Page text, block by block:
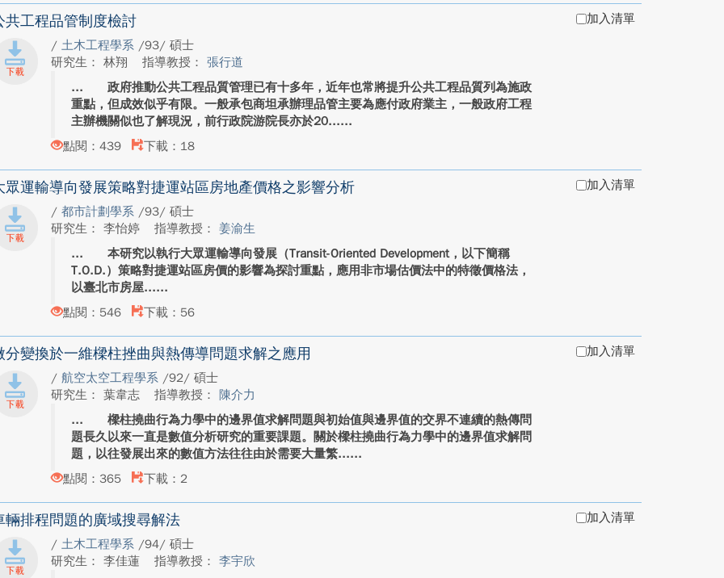
共工程品管制度檢討
/土木工程學系 /93/ 碩士
研究生： 林翔
指導教授：張行道
政府推動公共工程品質管理已有十多年，近年也常將提升公共工程品質列為施政
重點，但成效似乎有限。一般承包商坦承辦理品管主要為應付政府業主，一般政府工程
主辦機關似也了解現況，前行政院游院長亦於20...
點閱：439
下載：18
加入清單
眾運輸導向發展策略對捷運站區房地產價格之影響分析
/都市計劃學系 /93/ 碩士
研究生： 李怡婷
指導教授：姜渝生
本研究以執行大眾運輸導向發展（Transit-Oriented Development，以下簡稱
T.O.D.）策略對捷運站區房價的影響為探討重點，應用非市場估價法中的特徵價格法，
以臺北市房屋...
點閱：546
下載：56
加入清單
分變換於一維樑柱挫曲與熱傳導問題求解之應用
/航空太空工程學系 /92/ 碩士
研究生： 葉韋志
指導教授： 陳介力
樑柱撓曲行為力學中的邊界值求解問題與初始值與邊界值的交界不連續的熱傳問
題長久以來一直是數值分析研究的重要課題。關於樑柱撓曲行為力學中的邊界值求解問
題，以往發展出來的數值方法往往由於需要大量繁...
點閱：365
下載：2
加入清單
輛排程問題的廣域搜尋解法
/土木工程學系 /94/ 碩士
研究生： 李佳蓮
指導教授：李宇欣
加入清單